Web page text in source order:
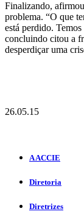
Finalizando,
problema. “O que
está perdido.
concluindo citou a
desperdiçar uma
26.05.15
A ACCIE
Diretoria
Diretrizes